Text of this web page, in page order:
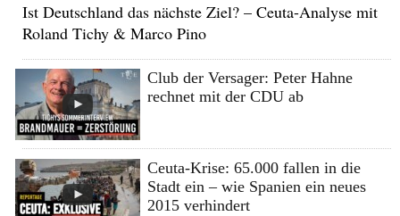
Ist Deutschland das nächste Ziel? – Ceuta-Analyse mit
Roland Tichy & Marco Pino
Club der Versager: Peter Hahne
rechnet mit der CDU ab
Ceuta-Krise: 65.000 fallen in die
Stadt ein – wie Spanien ein neues
2015 verhindert